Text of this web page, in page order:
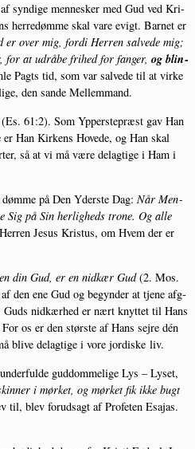
syn­di­ge men­ne­sker med Gud ved Kri­
her­re­døm­me skal vare evigt. Bar­net er
er over mig, for­di Her­ren sal­ve­de mig;
for at udrå­be fri­hed for fan­ger, og blin­
Pagts tid, som var sal­ve­de til at vir­ke
den san­de Mellemmand.
(Es. 61:2). Som Ypper­ste­præst gav Han
Han Kir­kens Hove­de, og Han skal
så at vi må være del­ag­ti­ge i Ham i
på Den Yder­ste Dag: Når Men­
Sig på Sin her­lig­heds tro­ne. Og alle
Jesus Kristus, om Hvem der er
din Gud, er en nid­kær Gud(2. Mos.
den ene Gud og begyn­der at tje­ne afg­
Guds nid­kær­hed er nært knyt­tet til Hans
os er den stør­ste af Hans sej­re dén
bli­ve del­ag­ti­ge i vore jor­di­ske liv.
gud­dom­me­li­ge Lys – Lyset,
i mør­ket, og mør­ket fik ikke bugt
til, blev for­ud­sagt af Pro­fe­ten Esa­jas.